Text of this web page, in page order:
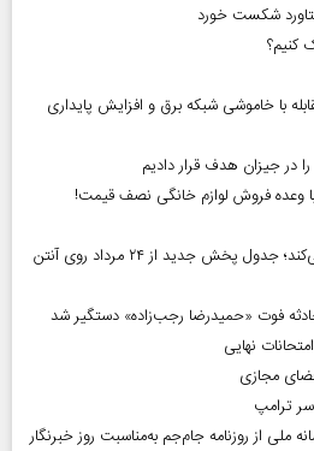
شکست خورد
کنیم؟
با خاموشی شبکه برق و افزایش پایداری
در جیزان هدف قرار دادیم
رادیو فرهنگ پوست‌اندازی می‌کند؛ جدول پخش جدید از ۲۴ مرداد روی آنتن
فوت «حمیدرضا رجب‌زاده» دستگیر شد
مجازی
ملی از روزنامه جام‌جم به‌مناسبت روز خبرنگار